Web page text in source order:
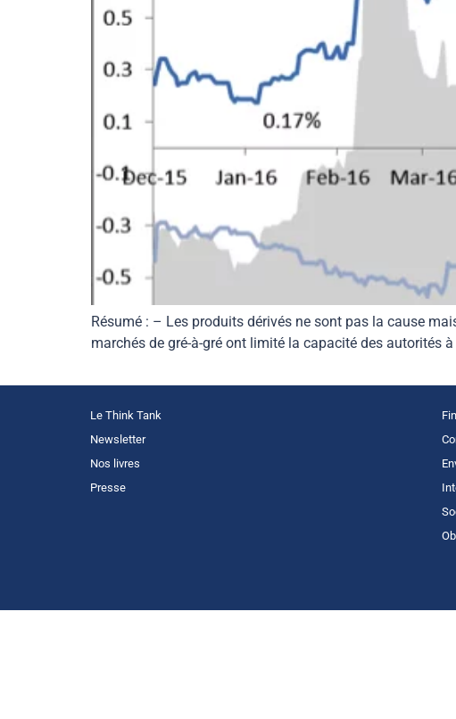
Résumé : – Les produits dérivés ne sont pas la cause
marchés de gré-à-gré ont limité la capacité des autorités
Le Think Tank
Newsletter
Nos livres
Presse